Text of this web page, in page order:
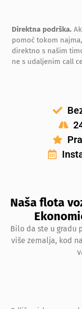
Direktna podrška.
pomoć tokom
direktno s našim
ne s udaljenim call
Naša flota
Bilo da ste u gradu
više zemalja, kod